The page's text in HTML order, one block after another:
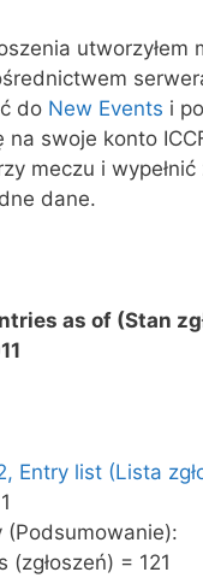
utworzyłem
do New Events i po
na swoje konto
meczu i wypełnić
dane.
as of (Stan
Entry list (Lista
(Podsumowanie):
(zgłoszeń) = 121